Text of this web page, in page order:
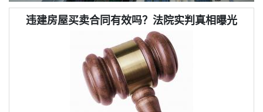
违建房屋买卖合同有效吗？法院实判真相曝光